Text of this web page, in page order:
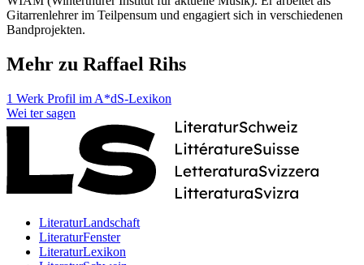
Gitarrenlehrer im Teilpensum und engagiert sich in verschiedenen
Bandprojekten.
Mehr zu Raffael Rihs
1 Werk Profil im A*dS-Lexikon
Wei ter sagen
LiteraturLandschaft
LiteraturFenster
LiteraturLexikon